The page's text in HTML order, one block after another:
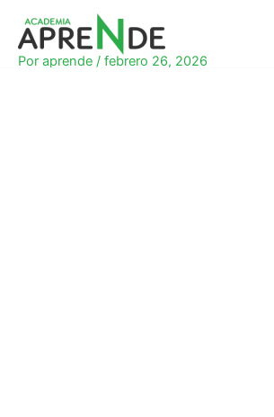
contenido
Por aprende / febrero 26, 2026